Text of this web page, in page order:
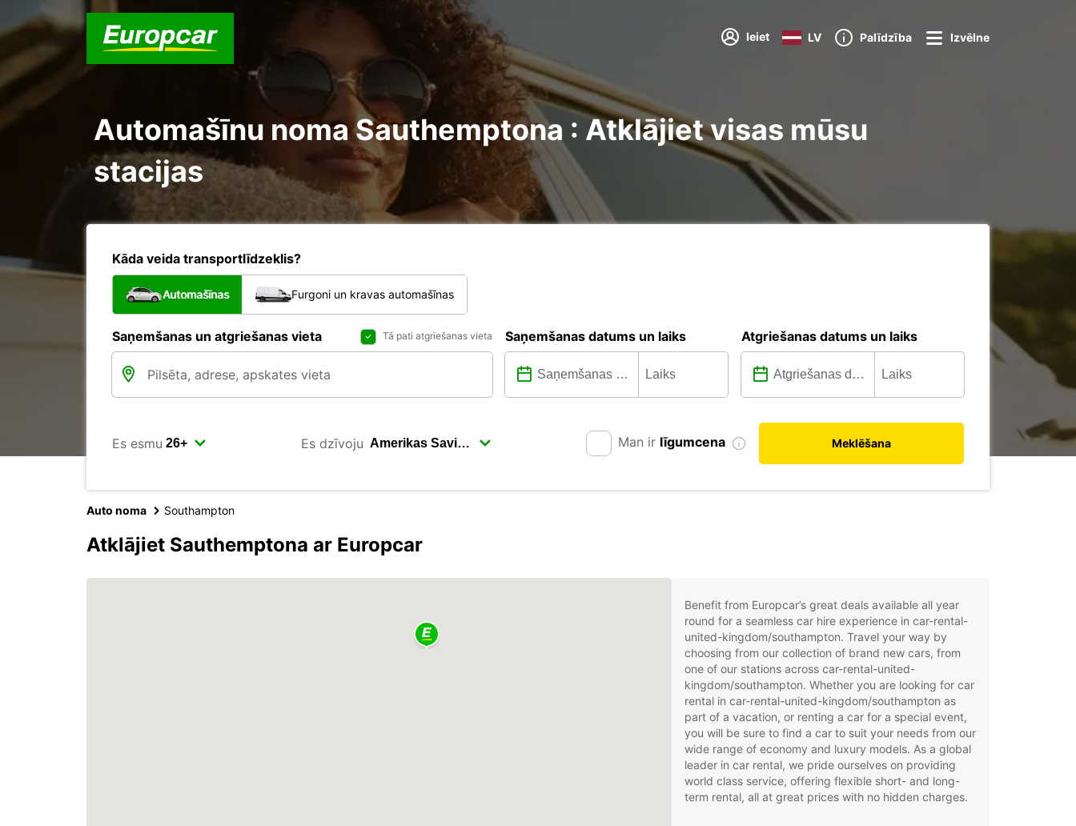
Ieiet LV Palīdzība Izvēlne
Automašīnu noma Sauthemptona : Atklājiet visas mūsu
stacijas
Kāda veida transportlīdzeklis?
Automašīnas Furgoni un kravas automašīnas
Saņemšanas un atgriešanas vieta Tā pati atgriešanas vieta Saņemšanas datums un laiks Atgriešanas datums un laiks
Es esmu Es dzīvoju Man ir līgumcena Meklēšana
Auto noma Southampton
Atklājiet Sauthemptona ar Europcar
Benefit from Europcar’s great deals available all year
round for a seamless car hire experience in car-rental-
united-kingdom/southampton. Travel your way by
choosing from our collection of brand new cars, from
one of our stations across car-rental-united-
kingdom/southampton. Whether you are looking for car
rental in car-rental-united-kingdom/southampton as
part of a vacation, or renting a car for a special event,
you will be sure to find a car to suit your needs from our
wide range of economy and luxury models. As a global
leader in car rental, we pride ourselves on providing
world class service, offering flexible short- and long-
term rental, all at great prices with no hidden charges.